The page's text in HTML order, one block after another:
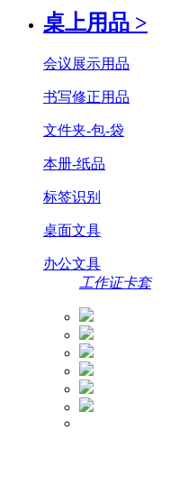
桌上用品 >
会议展示用品
书写修正用品
文件夹-包-袋
本册-纸品
标签识别
桌面文具
办公文具
工作证卡套